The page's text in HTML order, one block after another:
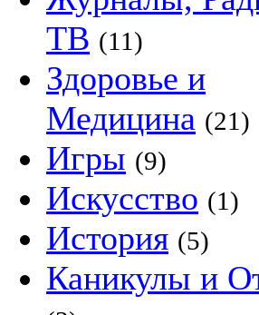
ТВ (11)
Здоровье и
Медицина (21)
Игры (9)
Искусство (1)
История (5)
Каникулы и